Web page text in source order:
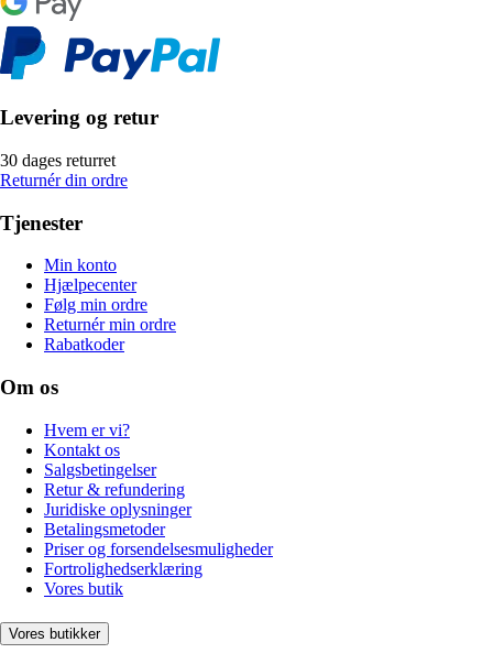
Levering og retur
30 dages returret
Returnér din ordre
Tjenester
Min konto
Hjælpecenter
Følg min ordre
Returnér min ordre
Rabatkoder
Om os
Hvem er vi?
Kontakt os
Salgsbetingelser
Retur & refundering
Juridiske oplysninger
Betalingsmetoder
Priser og forsendelsesmuligheder
Fortrolighedserklæring
Vores butik
Vores butikker